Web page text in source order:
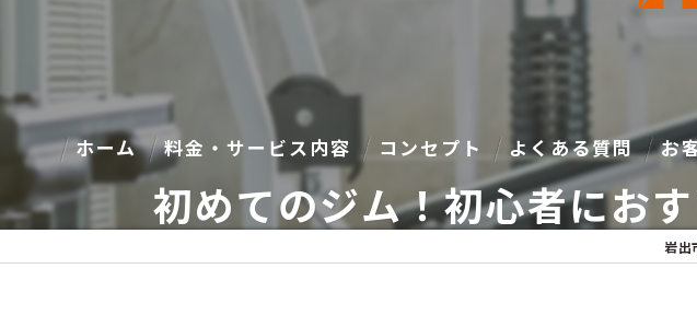
ホーム 料金・サービス内容
ギャラリー
コンセプト
当ジムの特徴
よくある質問 お
初めてのジム！初心者にお
岩出